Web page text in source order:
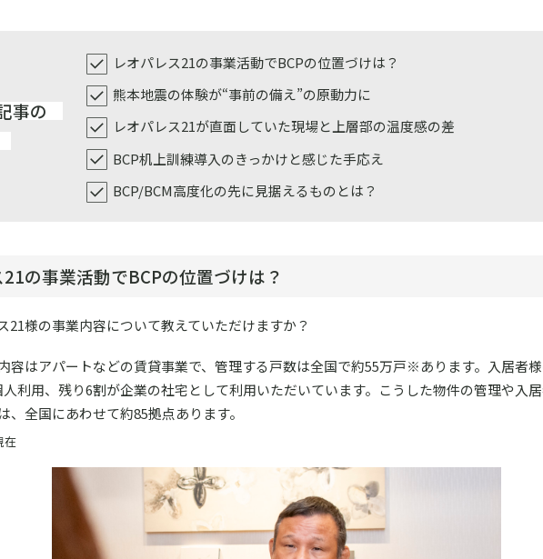
事の
レオパレス21の事業活動でBCPの位置づけは？
熊本地震の体験が“事前の備え”の原動力に
レオパレス21が直面していた現場と上層部の温度感の差
BCP机上訓練導入のきっかけと感じた手応え
BCP/BCM高度化の先に見据えるものとは？
21の事業活動でBCPの位置づけは？
ス21様の事業内容について教えていただけますか？
容はアパートなどの賃貸事業で、管理する戸数は全国で約55万戸※あります。入居者
人利用、残り6割が企業の社宅として利用いただいています。こうした物件の管理や入
、全国にあわせて約85拠点あります。
在